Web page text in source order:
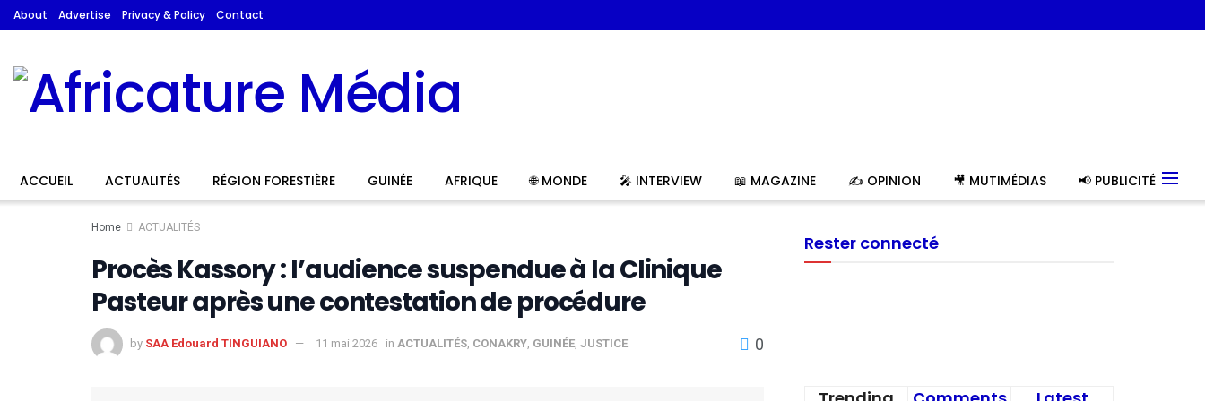
About Advertise Privacy & Policy Contact
ACCUEIL ACTUALITÉS RÉGION FORESTIÈRE GUINÉE AFRIQUE 🌐 MONDE 🎤 INTERVIEW 📖 MAGAZINE ✍️ OPINION 🎥 MUTIMÉDIAS 📢 PUBLICITÉ
Home ACTUALITÉS
Procès Kassory : l’audience suspendue à la Clinique
Pasteur après une contestation de procédure
by SAA Edouard TINGUIANO 11 mai 2026 in ACTUALITÉS, CONAKRY, GUINÉE, JUSTICE 0
Rester connecté